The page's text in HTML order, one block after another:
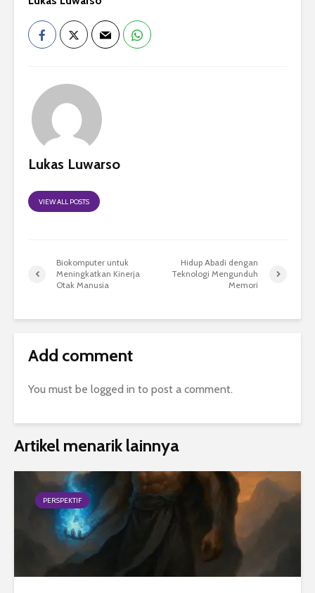
Lukas Luwarso
VIEW ALL POSTS
Biokomputer untuk
Meningkatkan Kinerja
Otak Manusia
Hidup Abadi dengan
Teknologi Mengunduh
Memori
Add comment
You must be logged in to post a comment.
Artikel menarik lainnya
PERSPEKTIF